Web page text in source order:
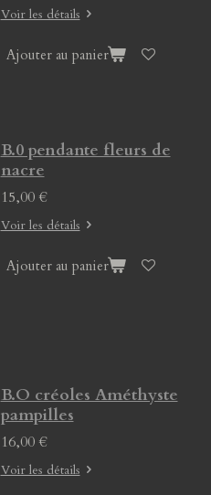
Voir les détails
Ajouter au panier
B.0 pendante fleurs de
nacre
15,00 €
Voir les détails
Ajouter au panier
B.O créoles Améthyste
pampilles
16,00 €
Voir les détails